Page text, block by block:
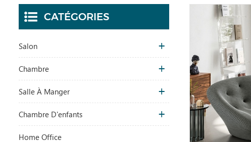
CATÉGORIES
Salon
Chambre
Salle À Manger
Chambre D'enfants
Home Office